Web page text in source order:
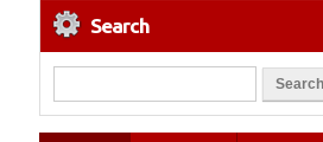
Search